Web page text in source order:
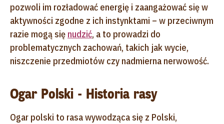
pozwoli im rozładować energię i zaangażować się w
aktywności zgodne z ich instynktami – w przeciwnym
razie mogą się nudzić, a to prowadzi do
problematycznych zachowań, takich jak wycie,
niszczenie przedmiotów czy nadmierna nerwowość.
Ogar Polski - Historia rasy
Ogar polski to rasa wywodząca się z Polski,